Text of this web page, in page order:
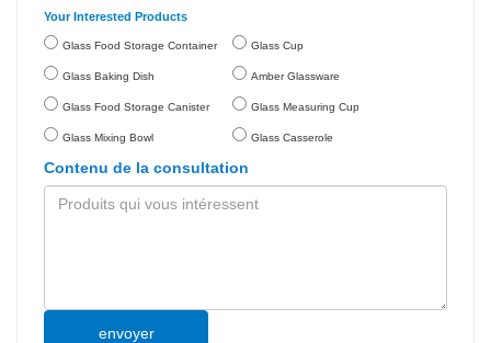
Your Interested Products
Glass Food Storage Container
Glass Baking Dish
Glass Food Storage Canister
Glass Mixing Bowl
Glass Cup
Amber Glassware
Glass Measuring Cup
Glass Casserole
Contenu de la consultation
envoyer